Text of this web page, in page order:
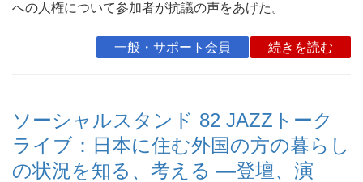
への人権について参加者が抗議の声をあげた。
一般・サポート会員 続きを読む
ソーシャルスタンド 82 JAZZトーク
ライブ：日本に住む外国の方の暮らし
の状況を知る、考える ―登壇、演